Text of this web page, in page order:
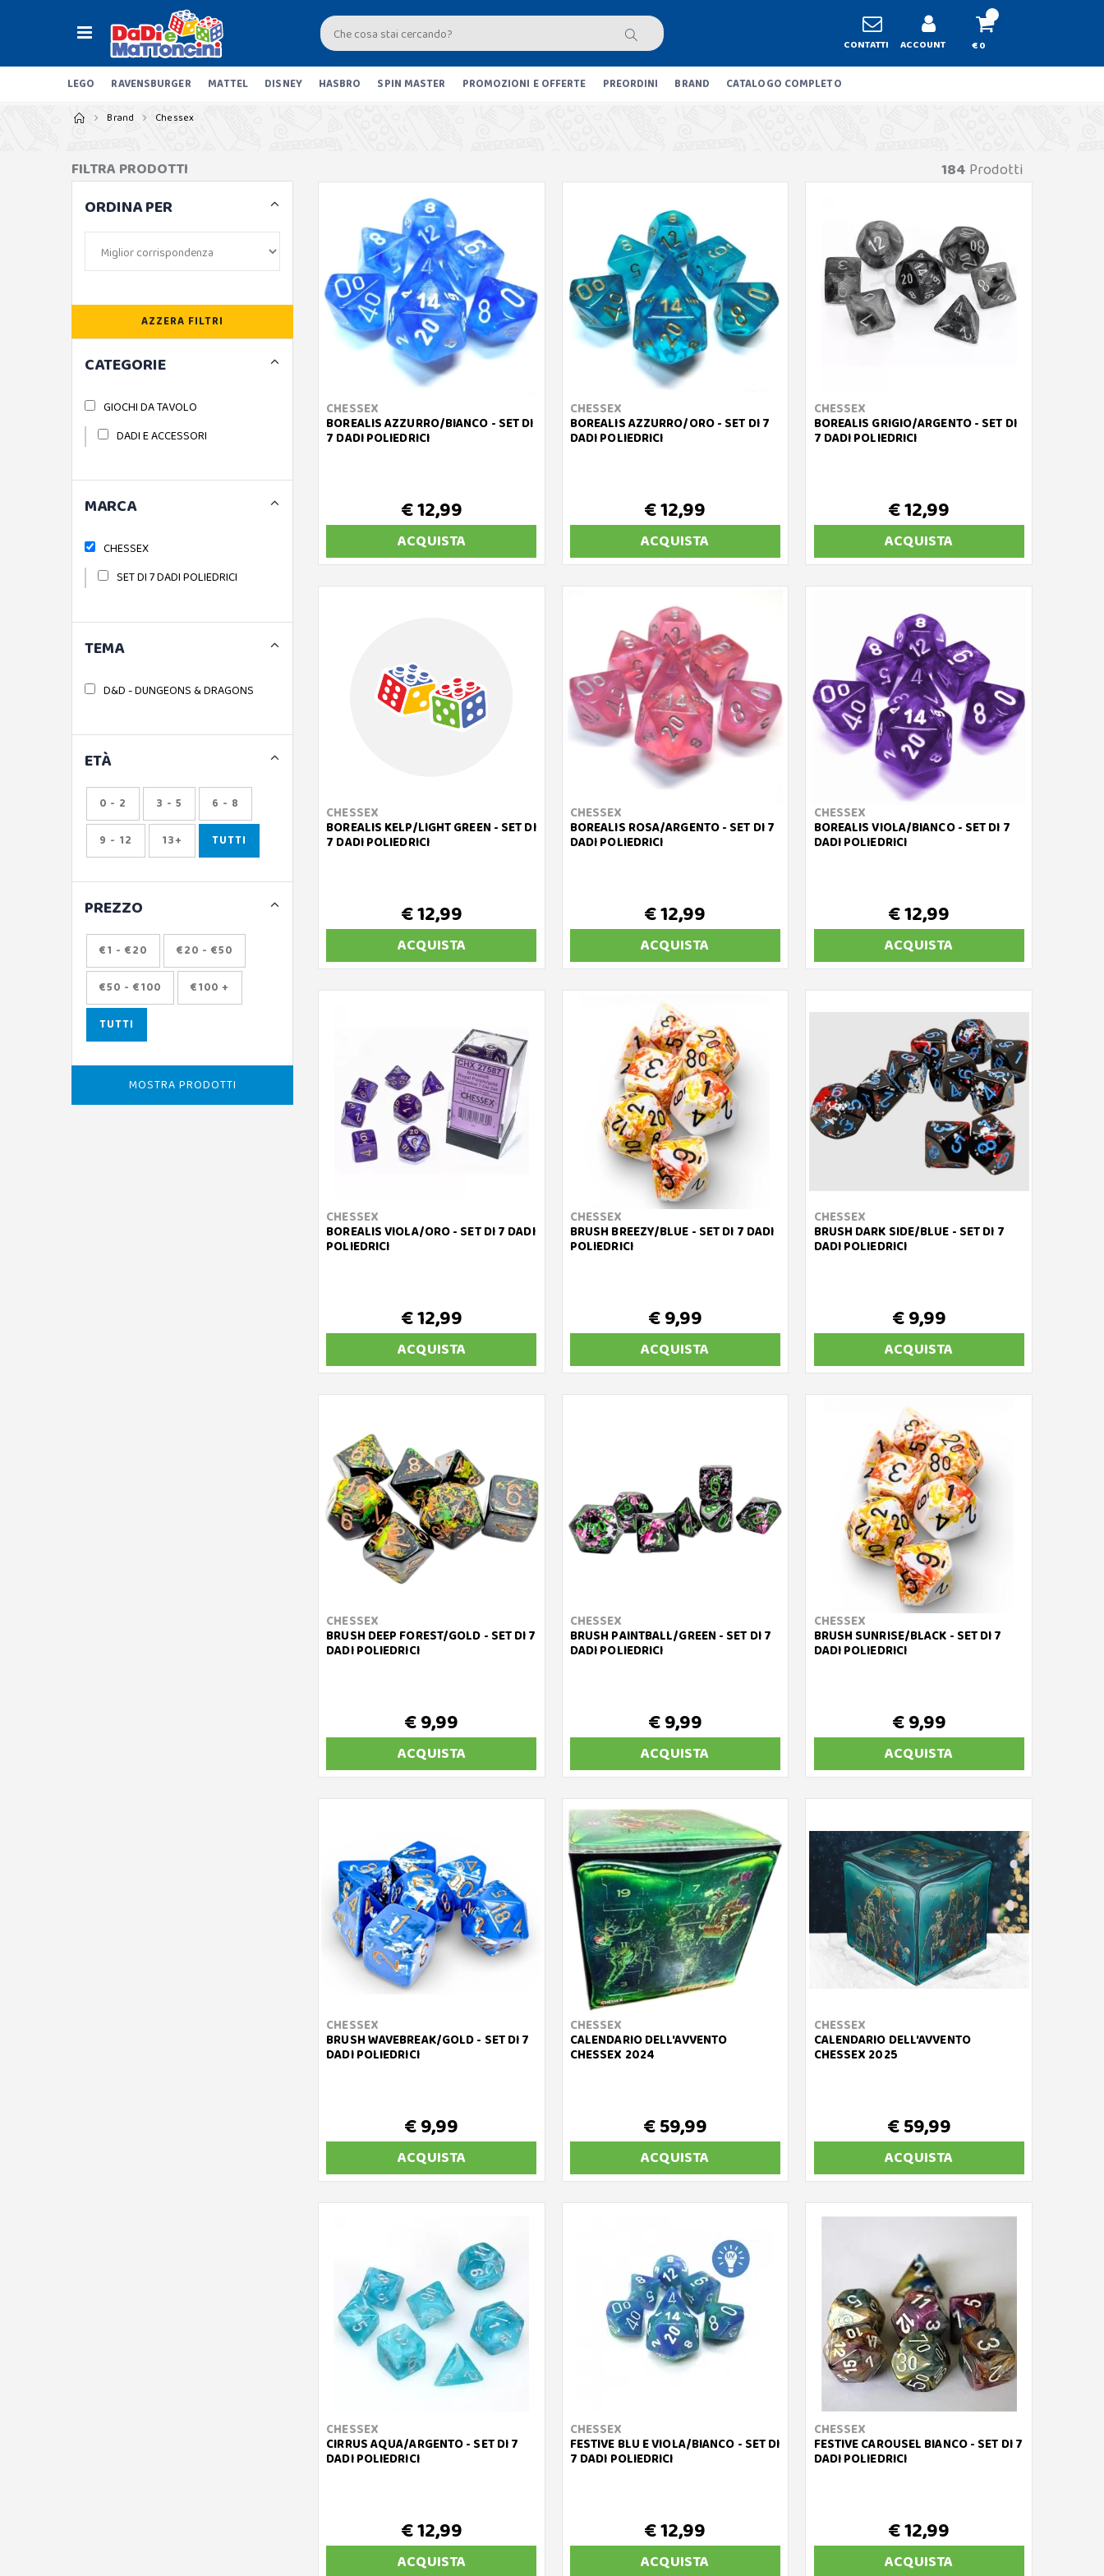
CONTATTI ACCOUNT € 0
LEGO RAVENSBURGER MATTEL DISNEY HASBRO SPIN MASTER PROMOZIONI E OFFERTE PREORDINI BRAND CATALOGO COMPLETO
Brand Chessex
184 Prodotti
CHESSEX
BOREALIS AZZURRO/BIANCO - SET DI
7 DADI POLIEDRICI
€ 12,99
ACQUISTA
CHESSEX
BOREALIS AZZURRO/ORO - SET DI 7
DADI POLIEDRICI
€ 12,99
ACQUISTA
CHESSEX
BOREALIS GRIGIO/ARGENTO - SET DI
7 DADI POLIEDRICI
€ 12,99
ACQUISTA
CHESSEX
BOREALIS KELP/LIGHT GREEN - SET DI
7 DADI POLIEDRICI
€ 12,99
ACQUISTA
CHESSEX
BOREALIS ROSA/ARGENTO - SET DI 7
DADI POLIEDRICI
€ 12,99
ACQUISTA
CHESSEX
BOREALIS VIOLA/BIANCO - SET DI 7
DADI POLIEDRICI
€ 12,99
ACQUISTA
CHESSEX
BOREALIS VIOLA/ORO - SET DI 7 DADI
POLIEDRICI
€ 12,99
ACQUISTA
CHESSEX
BRUSH BREEZY/BLUE - SET DI 7 DADI
POLIEDRICI
€ 9,99
ACQUISTA
CHESSEX
BRUSH DARK SIDE/BLUE - SET DI 7
DADI POLIEDRICI
€ 9,99
ACQUISTA
CHESSEX
BRUSH DEEP FOREST/GOLD - SET DI 7
DADI POLIEDRICI
€ 9,99
ACQUISTA
CHESSEX
BRUSH PAINTBALL/GREEN - SET DI 7
DADI POLIEDRICI
€ 9,99
ACQUISTA
CHESSEX
BRUSH SUNRISE/BLACK - SET DI 7
DADI POLIEDRICI
€ 9,99
ACQUISTA
CHESSEX
BRUSH WAVEBREAK/GOLD - SET DI 7
DADI POLIEDRICI
€ 9,99
ACQUISTA
CHESSEX
CALENDARIO DELL'AVVENTO
CHESSEX 2024
€ 59,99
ACQUISTA
CHESSEX
CALENDARIO DELL'AVVENTO
CHESSEX 2025
€ 59,99
ACQUISTA
CHESSEX
CIRRUS AQUA/ARGENTO - SET DI 7
DADI POLIEDRICI
€ 12,99
ACQUISTA
CHESSEX
FESTIVE BLU E VIOLA/BIANCO - SET DI
7 DADI POLIEDRICI
€ 12,99
ACQUISTA
CHESSEX
FESTIVE CAROUSEL BIANCO - SET DI 7
DADI POLIEDRICI
€ 12,99
ACQUISTA
FILTRA PRODOTTI
ORDINA PER
AZZERA FILTRI
CATEGORIE
GIOCHI DA TAVOLO
DADI E ACCESSORI
MARCA
CHESSEX
SET DI 7 DADI POLIEDRICI
TEMA
D&D - DUNGEONS & DRAGONS
ETÀ
0 - 2 3 - 5 6 - 8
9 - 12 13+ TUTTI
PREZZO
€1 - €20 €20 - €50
€50 - €100 €100 +
TUTTI
MOSTRA PRODOTTI